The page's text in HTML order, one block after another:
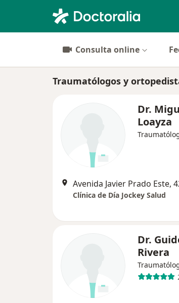
Consulta online
Traumatólogos y
Dr.
Loayza
Avenida Javier Prado Este,
Clínica de Día Jockey Salud
Dr.
Rivera